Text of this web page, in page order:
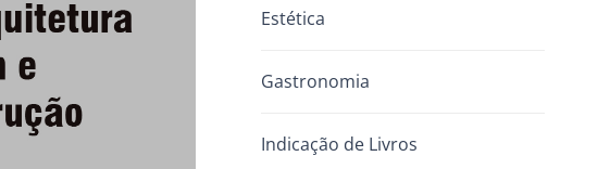
Estética
Gastronomia
Indicação de Livros